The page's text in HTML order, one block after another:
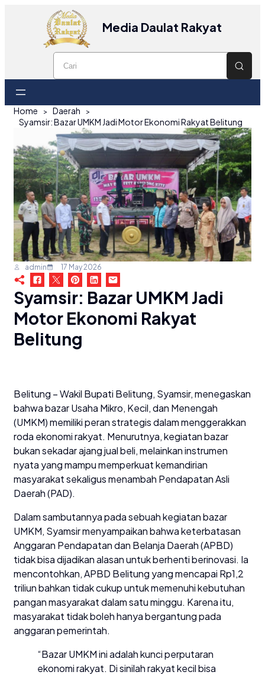
Media Daulat Rakyat
Home
Daerah
Syamsir: Bazar UMKM Jadi Motor Ekonomi Rakyat Belitung
admin 17 May 2026
Syamsir: Bazar UMKM Jadi
Motor Ekonomi Rakyat
Belitung
Belitung – Wakil Bupati Belitung, Syamsir, menegaskan
bahwa bazar Usaha Mikro, Kecil, dan Menengah
(UMKM) memiliki peran strategis dalam menggerakkan
roda ekonomi rakyat. Menurutnya, kegiatan bazar
bukan sekadar ajang jual beli, melainkan instrumen
nyata yang mampu memperkuat kemandirian
masyarakat sekaligus menambah Pendapatan Asli
Daerah (PAD).
Dalam sambutannya pada sebuah kegiatan bazar
UMKM, Syamsir menyampaikan bahwa keterbatasan
Anggaran Pendapatan dan Belanja Daerah (APBD)
tidak bisa dijadikan alasan untuk berhenti berinovasi. Ia
mencontohkan, APBD Belitung yang mencapai Rp1,2
triliun bahkan tidak cukup untuk memenuhi kebutuhan
pangan masyarakat dalam satu minggu. Karena itu,
masyarakat tidak boleh hanya bergantung pada
anggaran pemerintah.
“Bazar UMKM ini adalah kunci perputaran
ekonomi rakyat. Di sinilah rakyat kecil bisa